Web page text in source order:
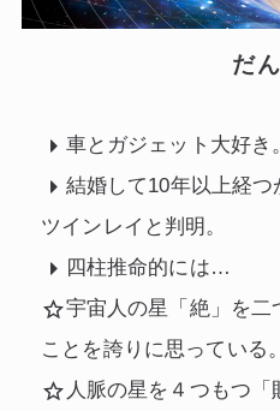
だ
車とガジェット大好き。
結婚して10年以上経
ツインレイと判明。
四柱推命的には…
宇宙人の星「絶」を二
ことを誇りに思っている。
人脈の星を４つもつ